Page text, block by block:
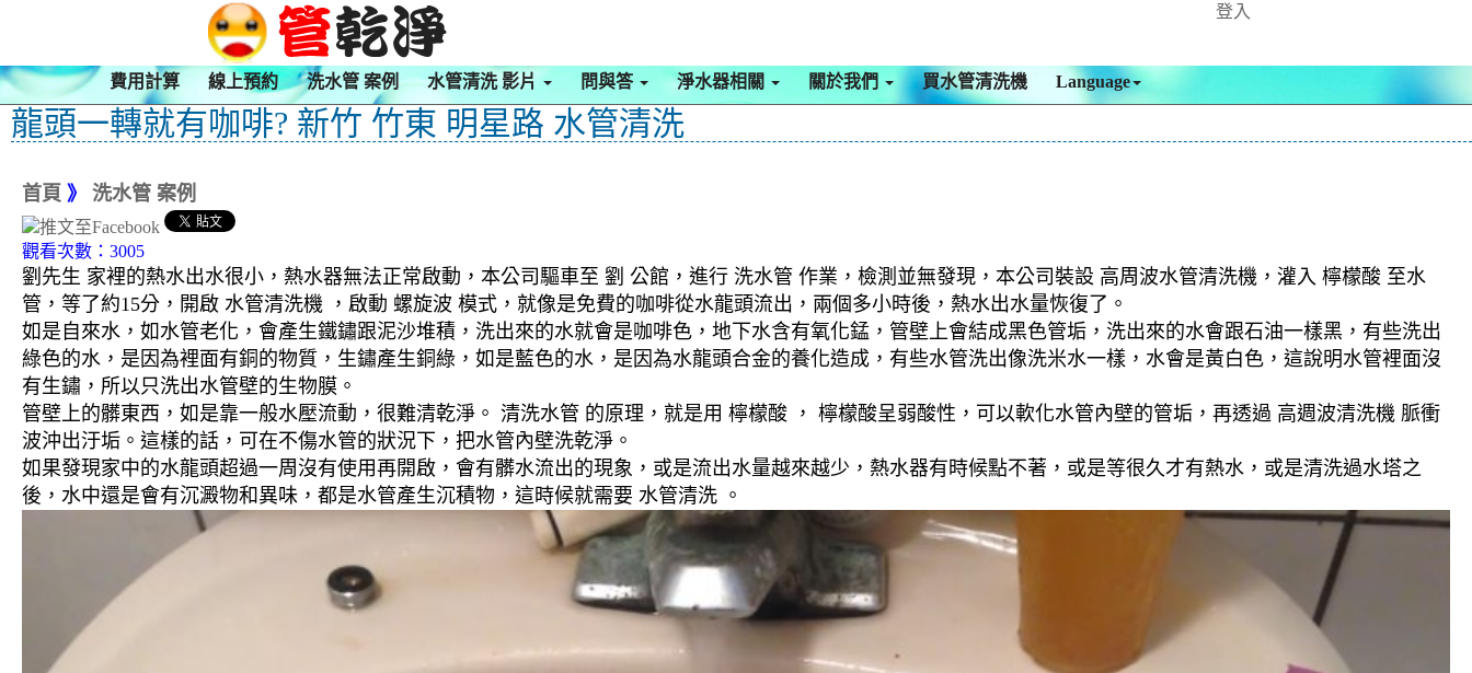
登入
費用計算 線上預約 洗水管 案例 水管清洗 影片 問與答 淨水器相關 關於我們 買水管清洗機 Language
龍頭一轉就有咖啡? 新竹 竹東 明星路 水管清洗
首頁 》 洗水管 案例
觀看次數：3005
劉先生 家裡的熱水出水很小，熱水器無法正常啟動，本公司驅車至 劉 公館，進行 洗水管 作業，檢測並無發現，本公司裝設 高周波水管清洗機，灌入 檸檬酸 至水
管，等了約15分，開啟 水管清洗機 ，啟動 螺旋波 模式，就像是免費的咖啡從水龍頭流出，兩個多小時後，熱水出水量恢復了。
如是自來水，如水管老化，會產生鐵鏽跟泥沙堆積，洗出來的水就會是咖啡色，地下水含有氧化錳，管壁上會結成黑色管垢，洗出來的水會跟石油一樣黑，有些洗出
綠色的水，是因為裡面有銅的物質，生鏽產生銅綠，如是藍色的水，是因為水龍頭合金的養化造成，有些水管洗出像洗米水一樣，水會是黃白色，這說明水管裡面沒
有生鏽，所以只洗出水管壁的生物膜。
管壁上的髒東西，如是靠一般水壓流動，很難清乾淨。 清洗水管 的原理，就是用 檸檬酸 ， 檸檬酸呈弱酸性，可以軟化水管內壁的管垢，再透過 高週波清洗機 脈衝
波沖出汙垢。這樣的話，可在不傷水管的狀況下，把水管內壁洗乾淨。
如果發現家中的水龍頭超過一周沒有使用再開啟，會有髒水流出的現象，或是流出水量越來越少，熱水器有時候點不著，或是等很久才有熱水，或是清洗過水塔之
後，水中還是會有沉澱物和異味，都是水管產生沉積物，這時候就需要 水管清洗 。